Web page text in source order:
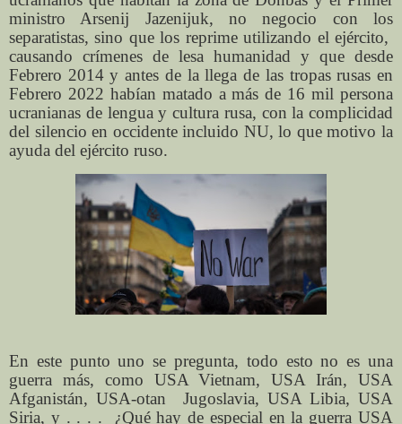
ministro Arsenij Jazenijuk, no negocio con los
separatistas, sino que los reprime utilizando el ejército,
causando crímenes de lesa humanidad y que desde
Febrero 2014 y antes de la llega de las tropas rusas en
Febrero 2022 habían matado a más de 16 mil persona
ucranianas de lengua y cultura rusa, con la complicidad
del silencio en occidente incluido NU, lo que motivo la
ayuda del ejército ruso.
En este punto uno se pregunta, todo esto no es una
guerra más, como USA Vietnam, USA Irán, USA
Afganistán, USA-otan
Jugoslavia, USA Libia, USA
Siria, y . . . .
¿Qué hay de especial en la guerra USA